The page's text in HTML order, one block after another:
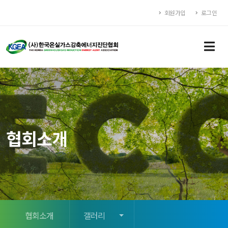
회원가입 로그인
협회소개
협회소개 갤러리